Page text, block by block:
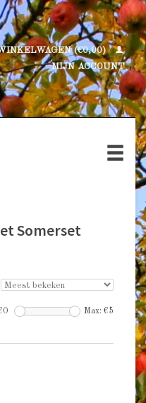
(€0,00)
MIJN ACCOUNT
Somerset
0 Max: €5